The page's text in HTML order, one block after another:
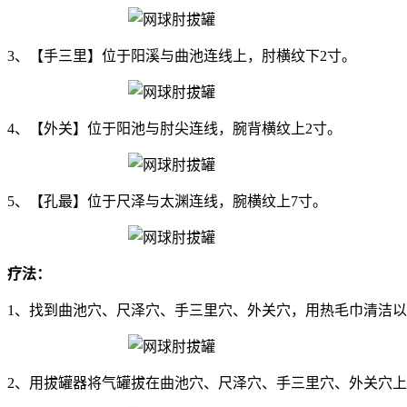
3、【手三里】位于阳溪与曲池连线上，肘横纹下2寸。
4、【外关】位于阳池与肘尖连线，腕背横纹上2寸。
5、【孔最】位于尺泽与太渊连线，腕横纹上7寸。
疗法：
1、找到曲池穴、尺泽穴、手三里穴、外关穴，用热毛巾清洁以
2、用拔罐器将气罐拔在曲池穴、尺泽穴、手三里穴、外关穴上